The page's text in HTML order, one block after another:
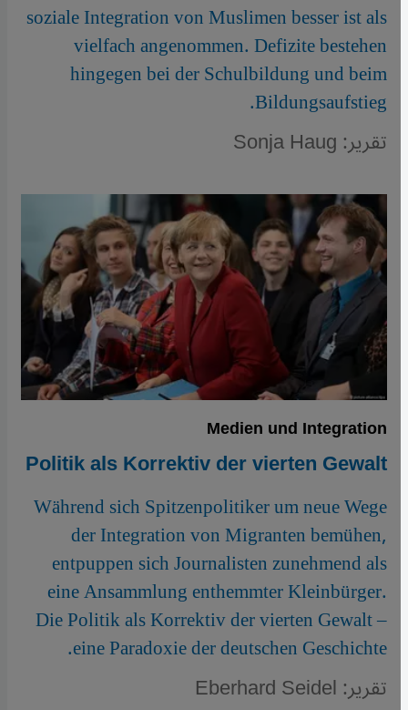
soziale Integration von Muslimen besser ist als
vielfach angenommen. Defizite bestehen
hingegen bei der Schulbildung und beim
Bildungsaufstieg.
تقرير: Sonja Haug
Medien und Integration
Politik als Korrektiv der vierten Gewalt
Während sich Spitzenpolitiker um neue Wege
der Integration von Migranten bemühen,
entpuppen sich Journalisten zunehmend als
eine Ansammlung enthemmter Kleinbürger.
Die Politik als Korrektiv der vierten Gewalt –
eine Paradoxie der deutschen Geschichte.
تقرير: Eberhard Seidel